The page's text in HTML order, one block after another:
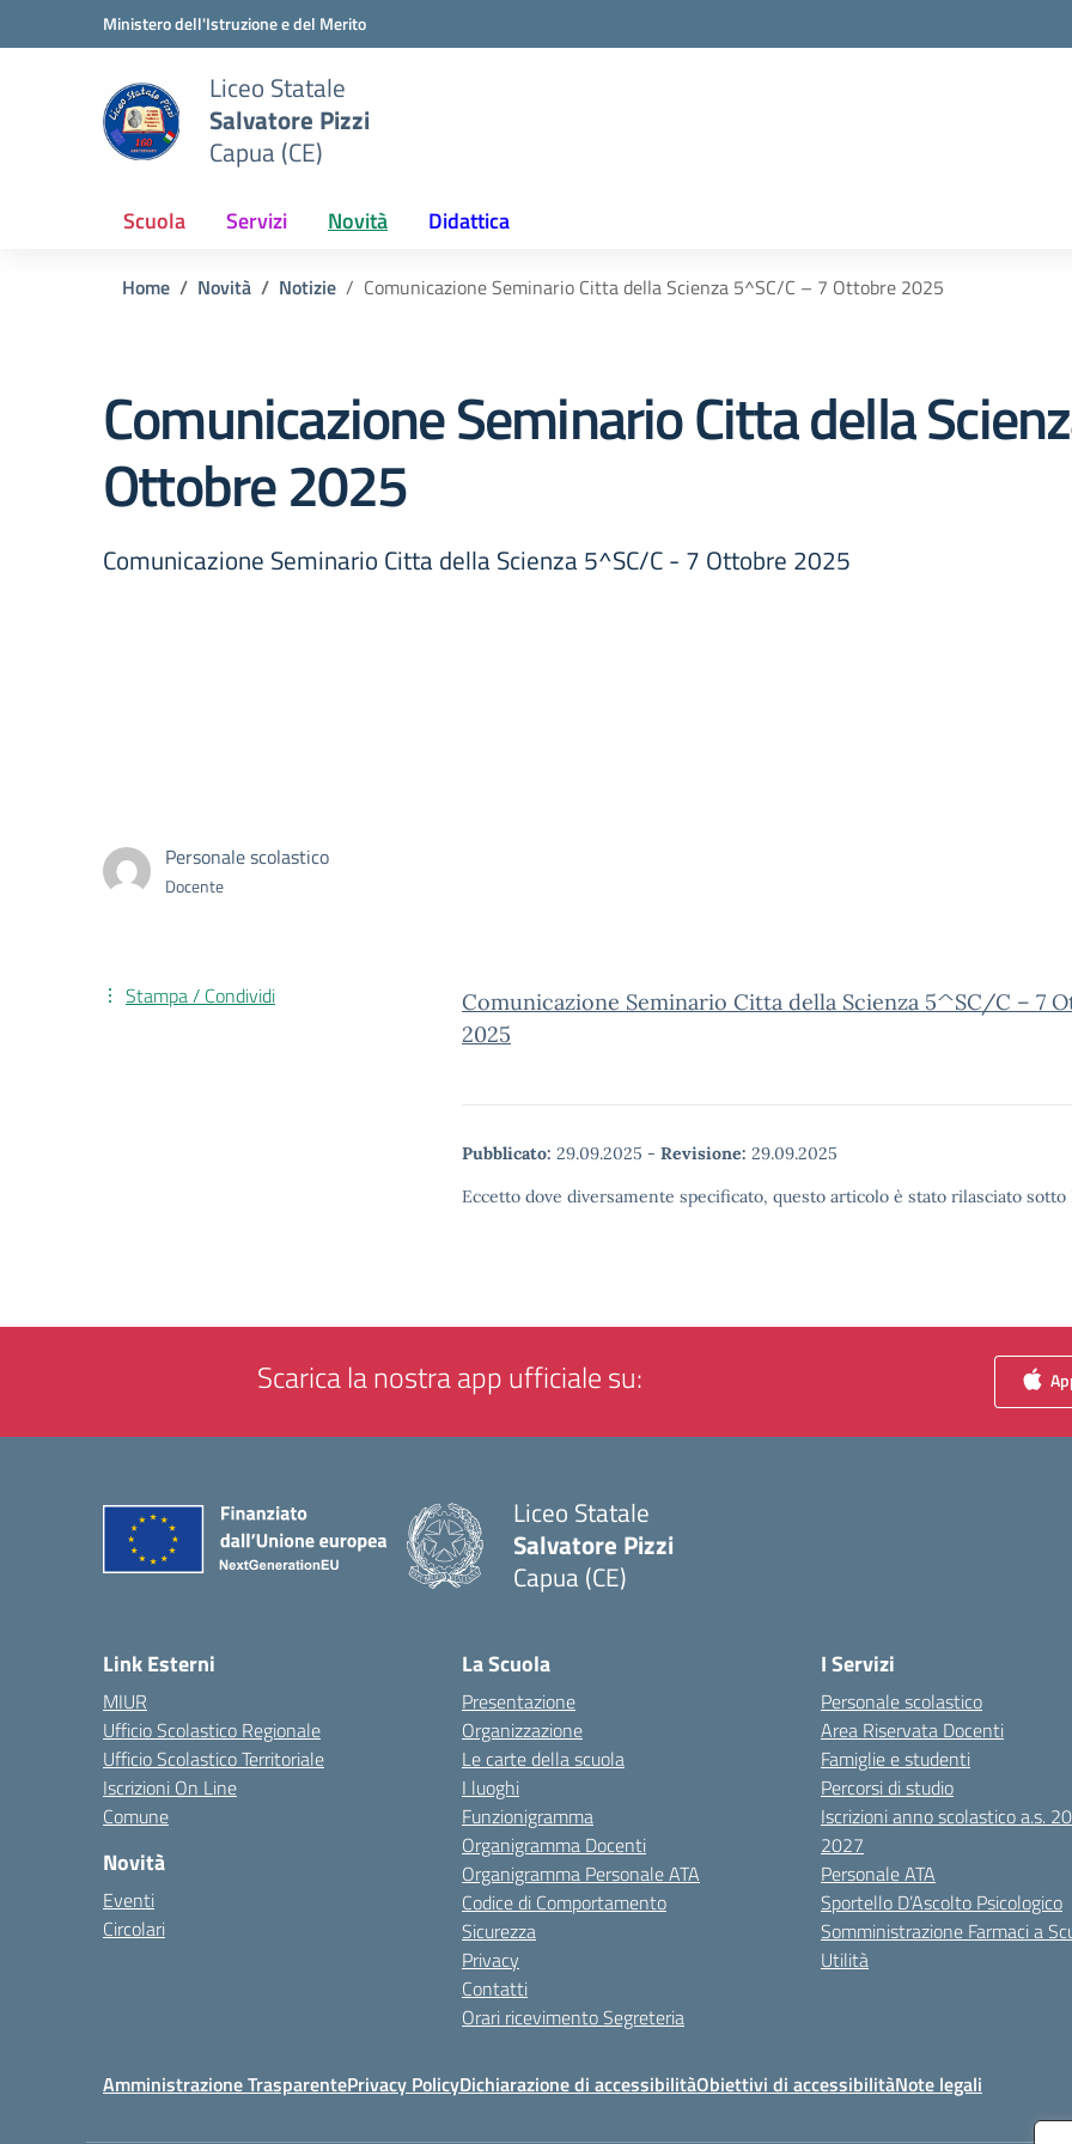
Vai ai contenuti
Vai al menu di navigazioneMinistero dell'Istruzione e del Merito
Liceo Statale
Salvatore Pizzi
Capua (CE)
Scuola Servizi Novità Didattica
Home Novità Notizie Comunicazione Seminario Citta della Scienza 5^SC/C – 7 Ottobre 2025
Comunicazione Seminario Citta della
Ottobre 2025
Comunicazione Seminario Citta della Scienza 5^SC/C - 7 Ottobre 2025
Personale scolastico
Docente
Comunicazione Seminario Citta della Scienza 5^SC/C – 7
2025
Pubblicato: 29.09.2025 - Revisione: 29.09.2025
Eccetto dove diversamente specificato, questo articolo è stato rilasciato
Stampa / Condividi
Scarica la nostra app ufficiale su:
Liceo Statale
Salvatore Pizzi
Capua (CE)
Link Esterni
MIUR
Ufficio Scolastico Regionale
Ufficio Scolastico Territoriale
Iscrizioni On Line
Comune
Novità
Eventi
Circolari
La Scuola
Presentazione
Organizzazione
Le carte della scuola
I luoghi
Funzionigramma
Organigramma Docenti
Organigramma Personale ATA
Codice di Comportamento
Sicurezza
Privacy
Contatti
Orari ricevimento Segreteria
I Servizi
Personale scolastico
Area Riservata Docenti
Famiglie e studenti
Percorsi di studio
Iscrizioni anno scolastico a.s.
2027
Personale ATA
Sportello D’Ascolto Psicologico
Somministrazione Farmaci a
Utilità
Amministrazione TrasparentePrivacy PolicyDichiarazione di accessibilitàObiettivi di accessibilitàNote legali